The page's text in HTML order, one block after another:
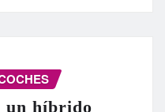
un híbrido